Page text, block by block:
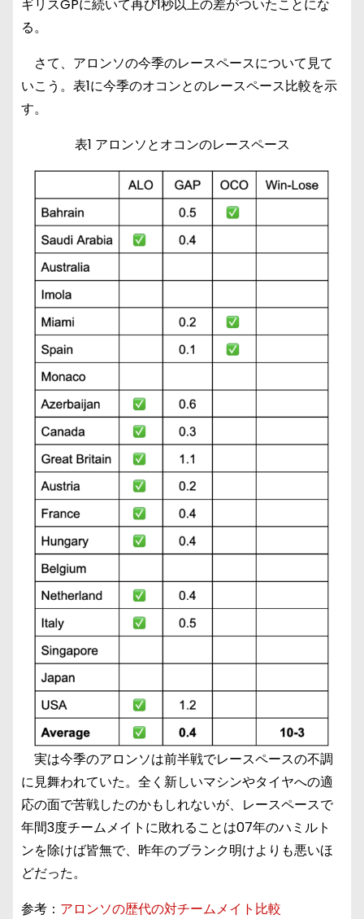
ギリスGPに続いて再び1秒以上の差がついたことにな
る。
さて、アロンソの今季のレースペースについて見て
いこう。表1に今季のオコンとのレースペース比較を示
す。
表1 アロンソとオコンのレースペース
実は今季のアロンソは前半戦でレースペースの不調
に見舞われていた。全く新しいマシンやタイヤへの適
応の面で苦戦したのかもしれないが、レースペースで
年間3度チームメイトに敗れることは07年のハミルト
ンを除けば皆無で、昨年のブランク明けよりも悪いほ
どだった。
参考： アロンソの歴代の対チームメイト比較